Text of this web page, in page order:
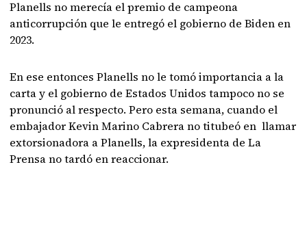
Planells no merecía el premio de campeona
anticorrupción que le entregó el gobierno de Biden en
2023.
En ese entonces Planells no le tomó importancia a la
carta y el gobierno de Estados Unidos tampoco no se
pronunció al respecto. Pero esta semana, cuando el
embajador Kevin Marino Cabrera no titubeó en llamar
extorsionadora a Planells, la expresidenta de La
Prensa no tardó en reaccionar.